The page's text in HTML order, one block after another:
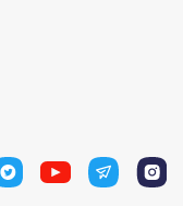
1 1 1